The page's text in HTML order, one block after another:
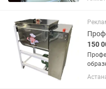
150
25